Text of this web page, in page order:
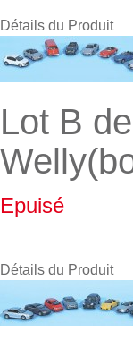
Détails du Produit
Lot B
Epuisé
Détails du Produit